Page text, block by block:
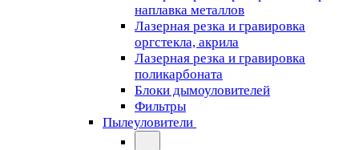
наплавка металлов
Лазерная резка и гравировка
оргстекла, акрила
Лазерная резка и гравировка
поликарбоната
Блоки дымоуловителей
Фильтры
Пылеуловители